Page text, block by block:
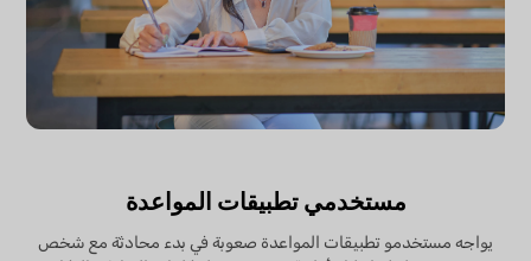
مستخدمي تطبيقات المواعدة
يواجه مستخدمو تطبيقات المواعدة صعوبة في بدء محادثة مع شخص